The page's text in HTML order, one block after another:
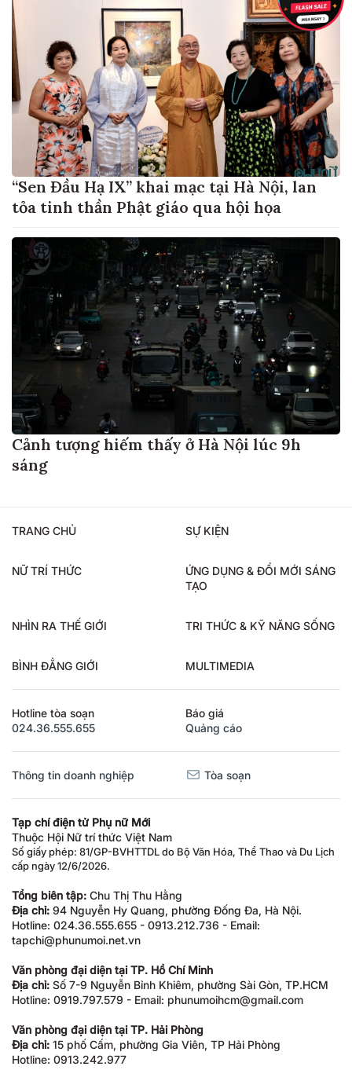
“Sen Đầu Hạ IX” khai mạc tại Hà Nội, lan
tỏa tinh thần Phật giáo qua hội họa
Cảnh tượng hiếm thấy ở Hà Nội lúc 9h
sáng
TRANG CHỦ SỰ KIỆN
NỮ TRÍ THỨC
ỨNG DỤNG & ĐỔI MỚI SÁNG
TẠO
NHÌN RA THẾ GIỚI TRI THỨC & KỸ NĂNG SỐNG
BÌNH ĐẲNG GIỚI MULTIMEDIA
Hotline tòa soạn
024.36.555.655
Báo giá
Quảng cáo
Thông tin doanh nghiệp Tòa soạn
Tạp chí điện tử Phụ nữ Mới
Thuộc Hội Nữ trí thức Việt Nam
Số giấy phép: 81/GP-BVHTTDL do Bộ Văn Hóa, Thể Thao và Du Lịch
cấp ngày 12/6/2026.
Tổng biên tập: Chu Thị Thu Hằng
Địa chỉ: 94 Nguyễn Hy Quang, phường Đống Đa, Hà Nội.
Hotline: 024.36.555.655 - 0913.212.736 - Email:
tapchi@phunumoi.net.vn
Văn phòng đại diện tại TP. Hồ Chí Minh
Địa chỉ: Số 7-9 Nguyễn Bỉnh Khiêm, phường Sài Gòn, TP.HCM
Hotline: 0919.797.579 - Email: phunumoihcm@gmail.com
Văn phòng đại diện tại TP. Hải Phòng
Địa chỉ: 15 phố Cấm, phường Gia Viên, TP Hải Phòng
Hotline: 0913.242.977